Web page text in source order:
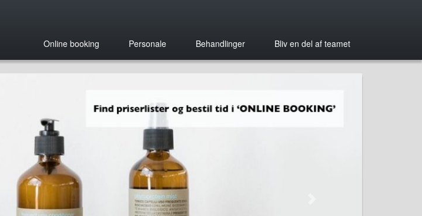
Online booking Personale Behandlinger Bliv en del af teamet